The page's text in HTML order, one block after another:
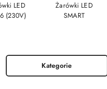
LED
(230V)
Żarówki LED
SMART
Kategorie